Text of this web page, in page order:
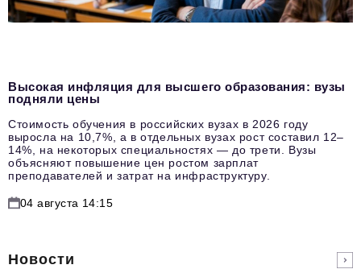
Высокая инфляция для высшего образования: вузы
подняли цены
Стоимость обучения в российских вузах в 2026 году
выросла на 10,7%, а в отдельных вузах рост составил 12–
14%, на некоторых специальностях — до трети. Вузы
объясняют повышение цен ростом зарплат
преподавателей и затрат на инфраструктуру.
04 августа 14:15
Новости